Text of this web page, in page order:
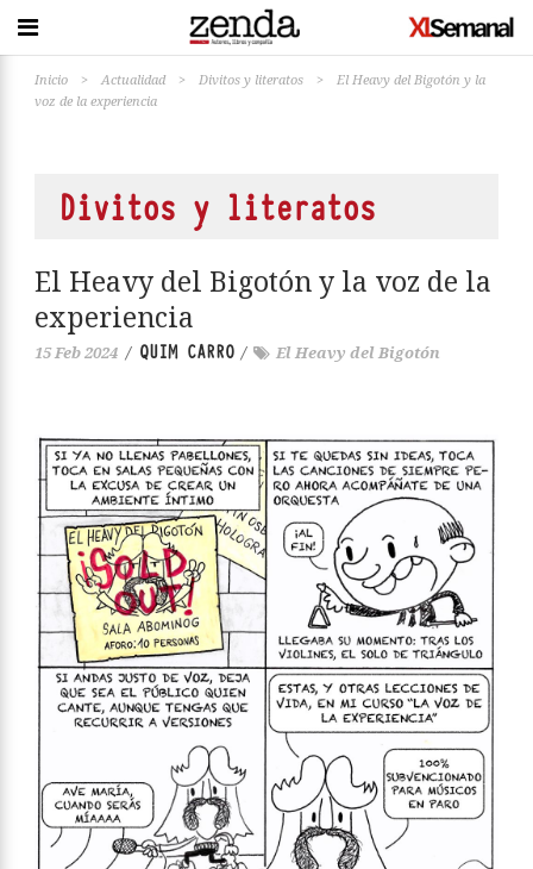
Inicio > Actualidad > Divitos y literatos >
El Heavy del Bigotón y la
voz de la experiencia
Divitos y literatos
El Heavy del Bigotón y la voz de la
experiencia
15 Feb 2024 / QUIM CARRO / El Heavy del Bigotón